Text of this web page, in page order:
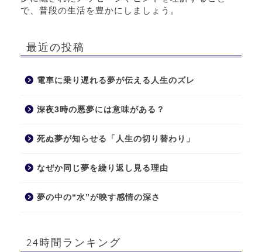
で、普段の生活を豊かにしましょう。
最近の投稿
電車に乗り遅れる夢が伝える人生のズレ
深夜3時の悪夢には意味がある？
死ぬ夢が知らせる「人生の切り替わり」
なぜか同じ夢を繰り返し見る理由
夢の中の“水”が映す感情の深さ
24時間ランキング